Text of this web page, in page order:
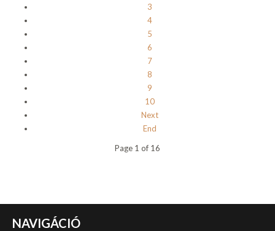
3
4
5
6
7
8
9
10
Next
End
Page 1 of 16
NAVIGÁCIÓ